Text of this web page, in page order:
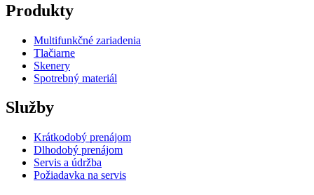
Produkty
Multifunkčné zariadenia
Tlačiarne
Skenery
Spotrebný materiál
Služby
Krátkodobý prenájom
Dlhodobý prenájom
Servis a údržba
Požiadavka na servis